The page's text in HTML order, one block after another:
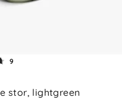
9
stor, lightgreen